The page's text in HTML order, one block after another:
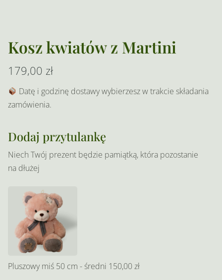
Kosz kwiatów z Martini
179,00 zł
Datę i godzinę dostawy wybierzesz w trakcie składania
zamówienia.
Dodaj przytulankę
Niech Twój prezent będzie pamiątką, która pozostanie
na dłużej
Pluszowy miś 50 cm - średni 150,00 zł